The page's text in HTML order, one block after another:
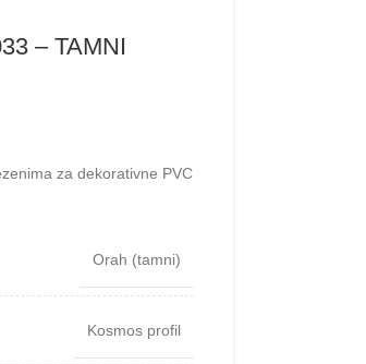
– TAMNI
za dekorativne PVC
Orah (tamni)
Kosmos profil